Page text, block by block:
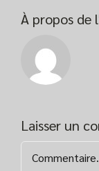
À propos de
Laisser un